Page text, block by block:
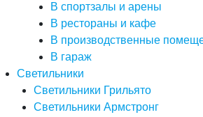
В спортзалы и арены
В рестораны и кафе
В производственные
В гараж
Светильники
Светильники Грильято
Светильники Армстронг